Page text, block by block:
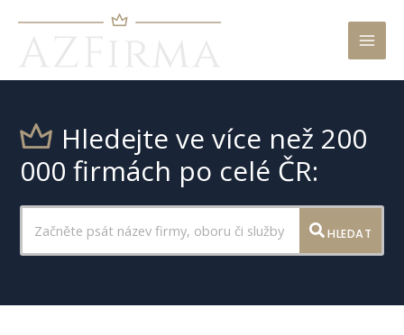
Hledejte ve více než 200
000 firmách po celé ČR:
HLEDAT